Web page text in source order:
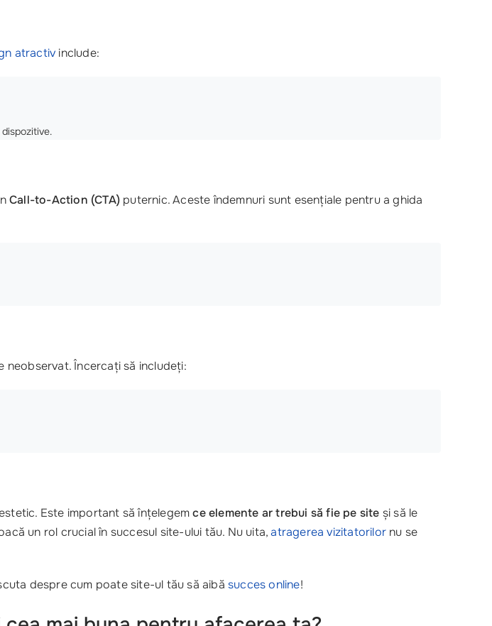
atractiv include:
Call-to-Action (CTA) puternic. Aceste îndemnuri sunt esențiale pentru a ghida
neobservat. Încercați să includeți:
Este important să înțelegemce elemente ar trebui să fie pe site și să le
un rol crucial în succesul site-ului tău. Nu uita,atragerea vizitatorilor nu se
despre cum poate site-ul tău să aibăsucces online!